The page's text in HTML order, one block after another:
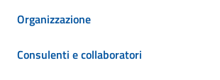
Organizzazione
Consulenti e collaboratori